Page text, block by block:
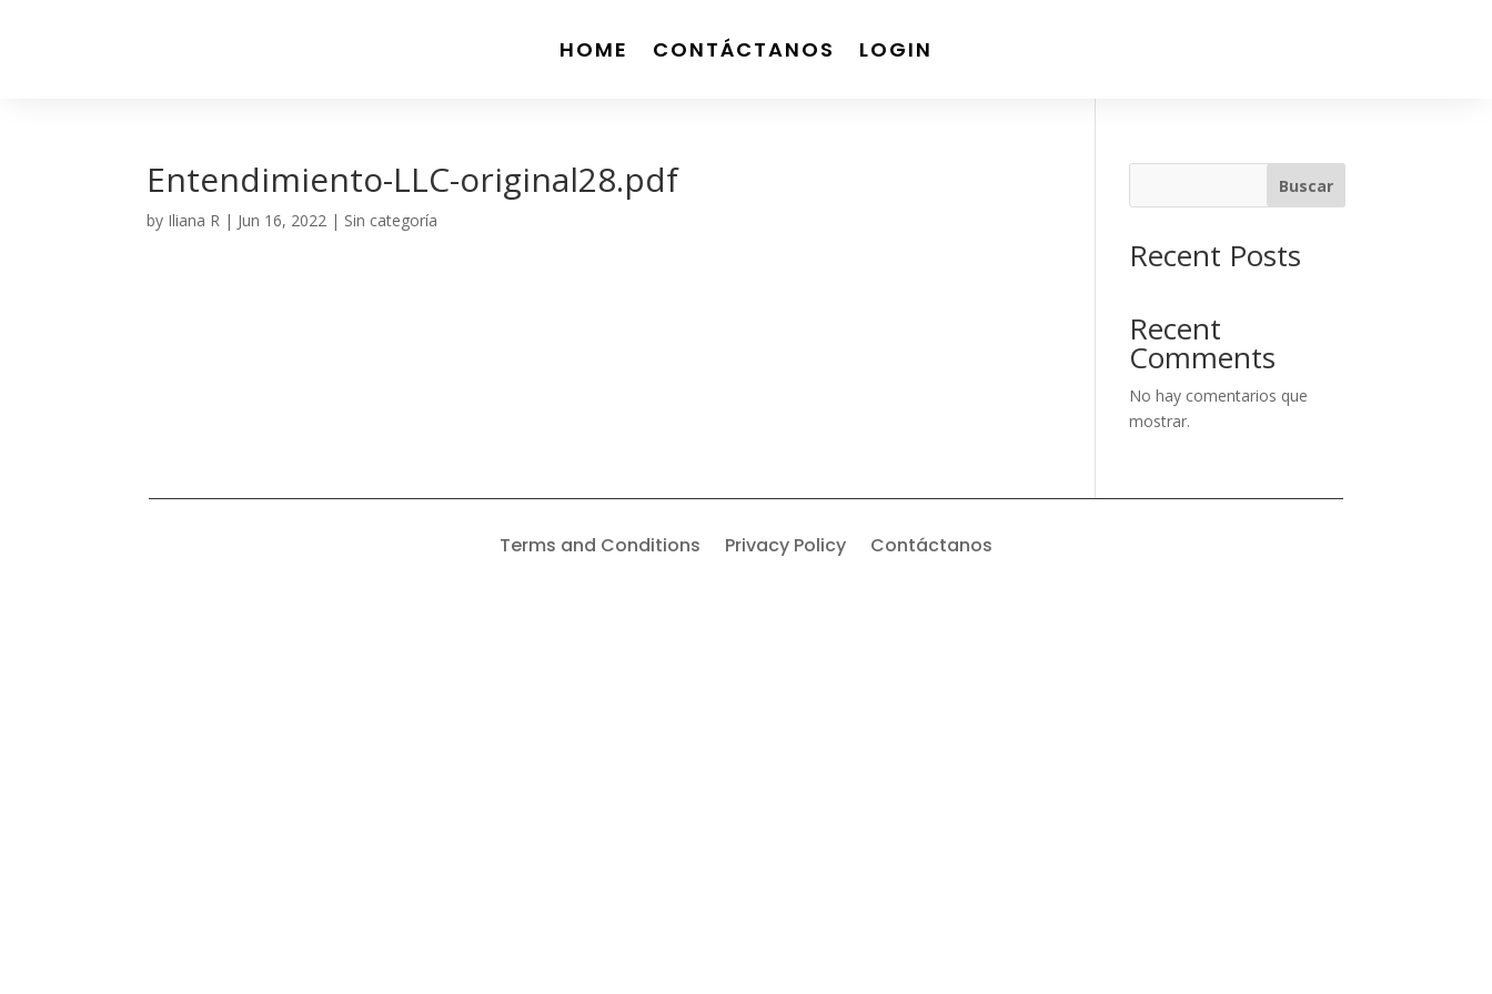
HOME CONTÁCTANOS LOGIN
Entendimiento-LLC-original28.pdf
by Iliana R | Jun 16, 2022 | Sin categoría
Buscar
Recent Posts
Recent
Comments
No hay comentarios que
mostrar.
Terms and Conditions Privacy Policy Contáctanos